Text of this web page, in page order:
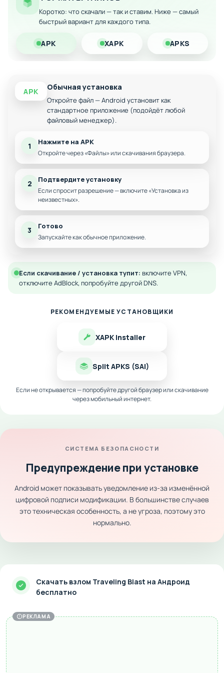
Разблокированы все уровни
Без ограничений по жизням
Ускоренное прохождение
Коротко: что скачали — так и ставим. Ниже — самый
быстрый вариант для каждого типа.
APK XAPK APKS
APK Обычная установка
Откройте файл — Android установит как
стандартное приложение (подойдёт любой
файловый менеджер).
1 Нажмите на APK
Откройте через «Файлы» или скачивания браузера.
2 Подтвердите установку
Если спросит разрешение — включите «Установка из
неизвестных».
3 Готово
Запускайте как обычное приложение.
Если скачивание / установка тупит: включите VPN,
отключите AdBlock, попробуйте другой DNS.
РЕКОМЕНДУЕМЫЕ УСТАНОВЩИКИ
XAPK Installer
Split APKS (SAI)
Если не открывается — попробуйте другой браузер или скачивание
через мобильный интернет.
СИСТЕМА БЕЗОПАСНОСТИ
Предупреждение при установке
Android может показывать уведомление из-за изменённой
цифровой подписи модификации. В большинстве случаев
это техническая особенность, а не угроза, поэтому это
нормально.
Скачать взлом Traveling Blast на Андроид
бесплатно
РЕКЛАМА